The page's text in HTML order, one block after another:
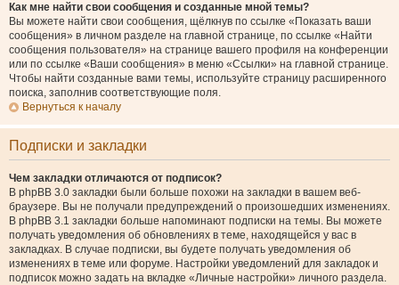
Как мне найти свои сообщения и созданные мной темы?
Вы можете найти свои сообщения, щёлкнув по ссылке «Показать ваши
сообщения» в личном разделе на главной странице, по ссылке «Найти
сообщения пользователя» на странице вашего профиля на конференции
или по ссылке «Ваши сообщения» в меню «Ссылки» на главной странице.
Чтобы найти созданные вами темы, используйте страницу расширенного
поиска, заполнив соответствующие поля.
Вернуться к началу
Подписки и закладки
Чем закладки отличаются от подписок?
В phpBB 3.0 закладки были больше похожи на закладки в вашем веб-
браузере. Вы не получали предупреждений о произошедших изменениях.
В phpBB 3.1 закладки больше напоминают подписки на темы. Вы можете
получать уведомления об обновлениях в теме, находящейся у вас в
закладках. В случае подписки, вы будете получать уведомления об
изменениях в теме или форуме. Настройки уведомлений для закладок и
подписок можно задать на вкладке «Личные настройки» личного раздела.